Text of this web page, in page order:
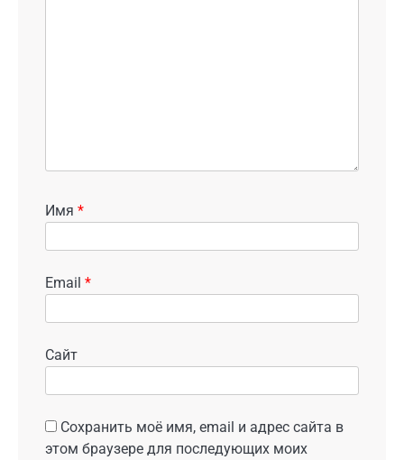
Имя *
Email *
Сайт
Сохранить моё имя, email и адрес сайта в
этом браузере для последующих моих